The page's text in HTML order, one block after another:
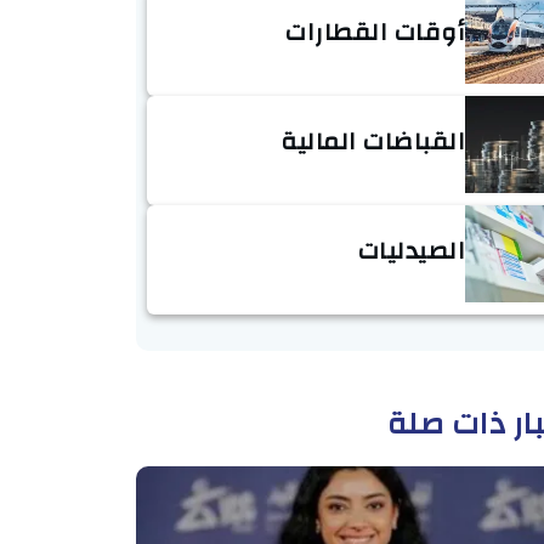
أوقات القطارات
القباضات المالية
الصيدليات
ذات صلة